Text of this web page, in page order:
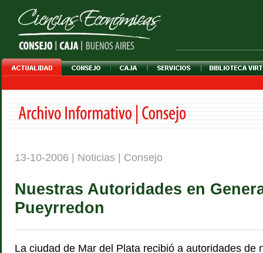
13-10-2006 | Noticias | Consejo
Nuestras Autoridades en
Pueyrredon
La ciudad de Mar del Plata recibió a autoridades de